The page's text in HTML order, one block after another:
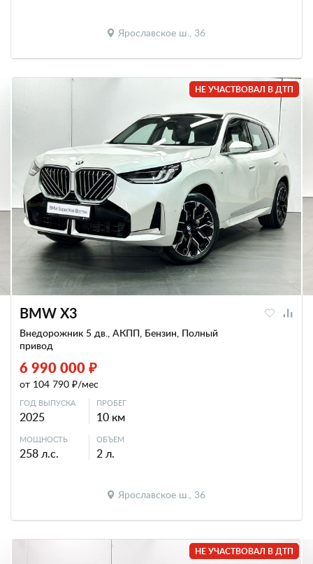
Ярославское ш., 36
НЕ УЧАСТВОВАЛ В ДТП
BMW X3
Внедорожник 5 дв., АКПП, Бензин, Полный
привод
6 990 000 ₽
от 104 790 ₽/мес
ГОД ВЫПУСКА
2025
ПРОБЕГ
10 км
МОЩНОСТЬ
258 л.с.
ОБЪЕМ
2 л.
Ярославское ш., 36
НЕ УЧАСТВОВАЛ В ДТП